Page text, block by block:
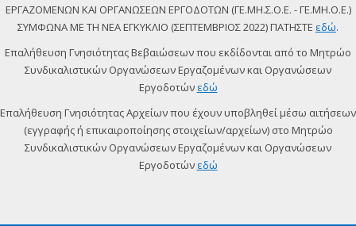
ΕΡΓΑΖΟΜΕΝΩΝ ΚΑΙ ΟΡΓΑΝΩΣΕΩΝ ΕΡΓΟΔΟΤΩΝ (ΓΕ.ΜΗ.Σ.Ο.Ε. - ΓΕ.ΜΗ.Ο.Ε.)
ΣΥΜΦΩΝΑ ΜΕ ΤΗ ΝΕΑ ΕΓΚΥΚΛΙΟ (ΣΕΠΤΕΜΒΡΙΟΣ 2022) ΠΑΤΗΣΤΕ εδώ.
Επαλήθευση Γνησιότητας Βεβαιώσεων που εκδίδονται από το Μητρώο
Συνδικαλιστικών Οργανώσεων Εργαζομένων και Οργανώσεων
Εργοδοτών εδώ
Επαλήθευση Γνησιότητας Αρχείων που έχουν υποβληθεί μέσω αιτήσεων
(εγγραφής ή επικαιροποίησης στοιχείων/αρχείων) στο Μητρώο
Συνδικαλιστικών Οργανώσεων Εργαζομένων και Οργανώσεων
Εργοδοτών εδώ